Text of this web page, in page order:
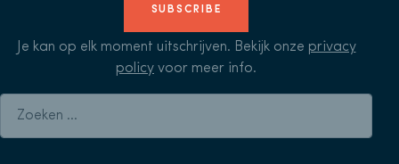
SUBSCRIBE
Je kan op elk moment uitschrijven. Bekijk onze privacy
policy voor meer info.